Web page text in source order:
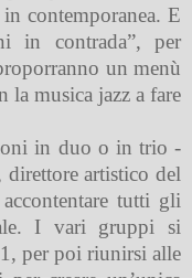
contemporanea. E
in contrada”, per
un menù
la musica jazz a fare
in duo o in trio -
direttore artistico del
tutti gli
I vari gruppi si
per poi riunirsi alle